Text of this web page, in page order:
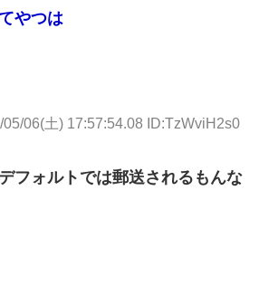
やつは
05/06(土) 17:57:54.08 ID:TzWviH2s0
フォルトでは郵送されるもんな